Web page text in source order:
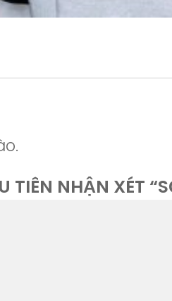
TIÊN NHẬN XÉT